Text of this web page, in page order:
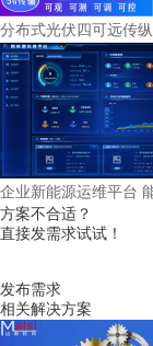
分布式光伏四可远传
企业新能源运维平台
方案不合适？
直接发需求试试！
发布需求
相关解决方案